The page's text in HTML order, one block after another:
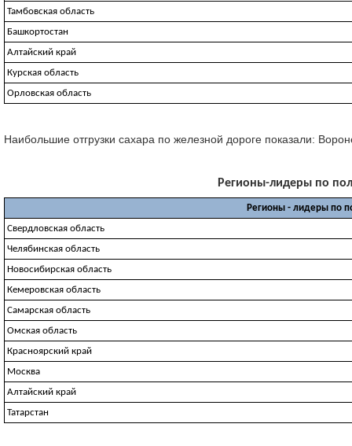
Тамбовская область
Башкортостан
Алтайский край
Курская область
Орловская область
Наибольшие отгрузки сахара по железной дороге показали:
Регионы-лидеры по
Регионы - лидеры по
Свердловская область
Челябинская область
Новосибирская область
Кемеровская область
Самарская область
Омская область
Красноярский край
Москва
Алтайский край
Татарстан